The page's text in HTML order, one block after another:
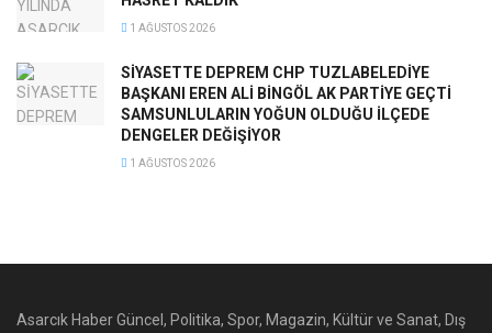
1 AĞUSTOS 2026
SİYASETTE DEPREM CHP TUZLABELEDİYE
BAŞKANI EREN ALİ BİNGÖL AK PARTİYE GEÇTİ
SAMSUNLULARIN YOĞUN OLDUĞU İLÇEDE
DENGELER DEĞİŞİYOR
1 AĞUSTOS 2026
Asarcık Haber Güncel, Politika, Spor, Magazin, Kültür ve Sanat, Dış